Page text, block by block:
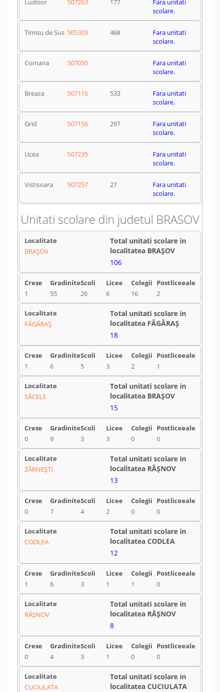
Ludisor 507263 177
Fara unitati
scolare.
Timisu de Sus 505303 468
Fara unitati
scolare.
Comana 507050
Fara unitati
scolare.
Breaza 507116 533
Fara unitati
scolare.
Grid 507156 297
Fara unitati
scolare.
Ucea 507235
Fara unitati
scolare.
Vistisoara 507257 27
Fara unitati
scolare.
Unitati scolare din judetul BRASOV
BRAŞOV
106
1 55 26 6 16 2
FĂGĂRAŞ
18
1 6 5 3 2 1
SĂCELE
15
0 9 3 3 0 0
ZĂRNEŞTI
13
0 7 4 2 0 0
CODLEA
12
1 6 3 1 1 0
RÂŞNOV
8
0 4 3 1 0 0
CUCIULATA